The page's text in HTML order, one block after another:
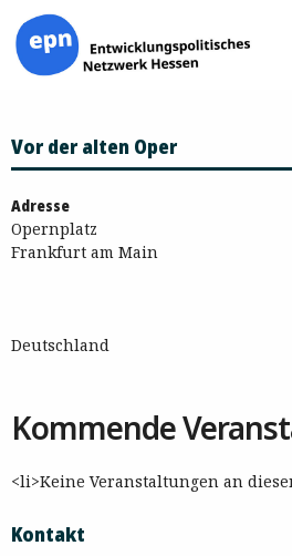
Inhalt
springen
Vor der alten Oper
Adresse
Opernplatz
Frankfurt am Main
Deutschland
Kommende
<li>Keine Veranstaltungen an
Kontakt